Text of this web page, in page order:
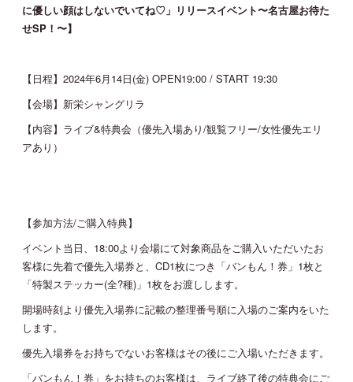
FC Menu
JOIN LOGIN
MOVIE
TICKET
MAIL MAGAZINE
BIRTHDAY MAIL
に優しい顔はしないでいてね♡」リリースイベント〜名古屋お待た
せSP！〜】
【日程】2024年6月14日(金) OPEN19:00 / START 19:30
【会場】新栄シャングリラ
【内容】ライブ&特典会（優先入場あり/観覧フリー/女性優先エリ
アあり）
【参加方法/ご購入特典】
イベント当日、18:00より会場にて対象商品をご購入いただいたお
客様に先着で優先入場券と、CD1枚につき「バンもん！券」1枚と
「特製ステッカー(全?種)」1枚をお渡しします。
開場時刻より優先入場券に記載の整理番号順に入場のご案内をいた
します。
優先入場券をお持ちでないお客様はその後にご入場いただきます。
「バンもん！券」をお持ちのお客様は、ライブ終了後の特典会にご